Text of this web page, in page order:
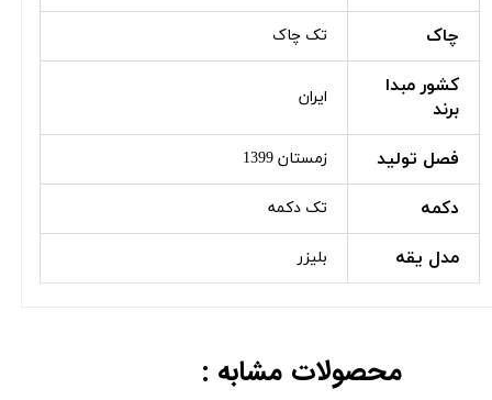
چاک تک چاک
کشور مبدا
برند
ایران
فصل تولید زمستان 1399
دکمه تک دکمه
مدل یقه بلیزر
محصولات مشابه :